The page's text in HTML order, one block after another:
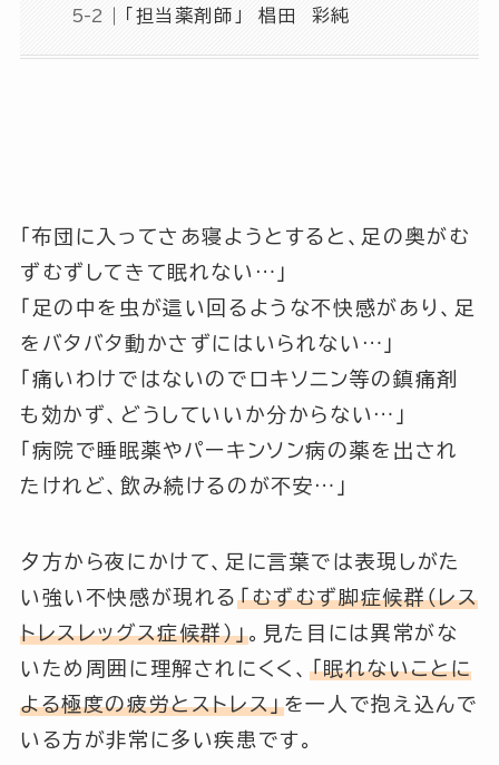
「担当薬剤師」 椙田 彩純
「布団に入ってさあ寝ようとすると、足の奥がむ
ずむずしてきて眠れない…」
「足の中を虫が這い回るような不快感があり、足
をバタバタ動かさずにはいられない…」
「痛いわけではないのでロキソニン等の鎮痛剤
も効かず、どうしていいか分からない…」
「病院で睡眠薬やパーキンソン病の薬を出され
たけれど、飲み続けるのが不安…」
夕方から夜にかけて、足に言葉では表現しがた
い強い不快感が現れる「むずむず脚症候群（レス
トレスレッグス症候群）」。見た目には異常がな
いため周囲に理解されにくく、 「眠れないことに
よる極度の疲労とストレス」を一人で抱え込んで
いる方が非常に多い疾患です。